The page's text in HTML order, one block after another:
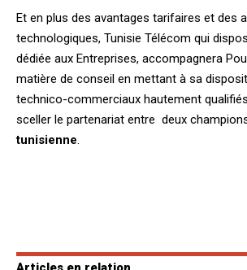
Et en plus des avantages tarifaires et des
technologiques, Tunisie Télécom qui
dédiée aux Entreprises, accompagnera
matière de conseil en mettant à sa
technico-commerciaux hautement
sceller le partenariat entre deux champions
tunisienne